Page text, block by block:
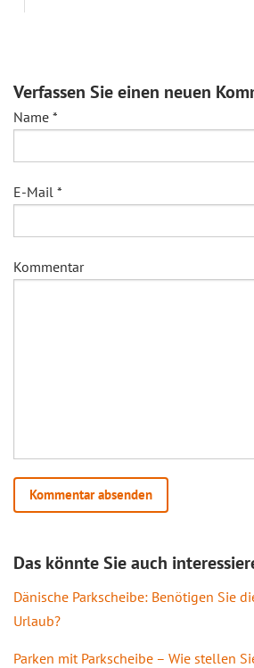
Verfassen Sie einen neuen
Name *
E-Mail *
Kommentar
Das könnte Sie auch
Dänische Parkscheibe: Benötigen Sie
Urlaub?
Parken mit Parkscheibe – Wie stellen